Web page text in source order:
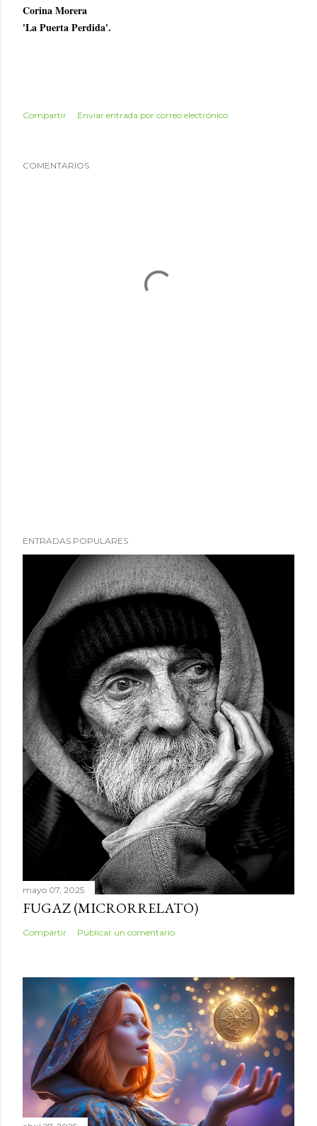
Corina Morera
'La Puerta Perdida'.
Compartir Enviar entrada por correo electrónico
COMENTARIOS
ENTRADAS POPULARES
mayo 07, 2025
FUGAZ (MICRORRELATO)
Compartir Publicar un comentario